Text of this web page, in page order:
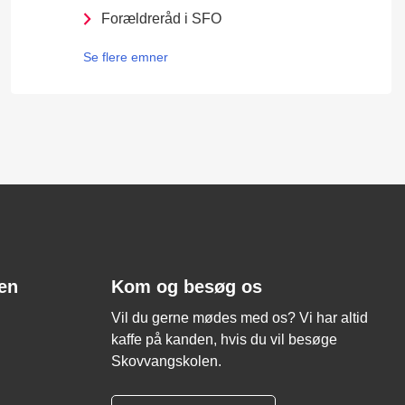
Forældreråd i SFO
Se flere emner
Kom og besøg os
Vil du gerne mødes med os? Vi har altid
kaffe på kanden, hvis du vil besøge
Skovvangskolen.